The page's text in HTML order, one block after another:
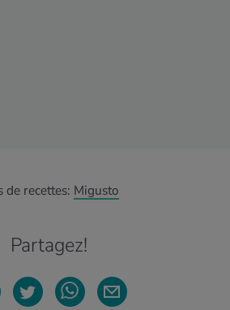
de recettes: Migusto
Partagez!